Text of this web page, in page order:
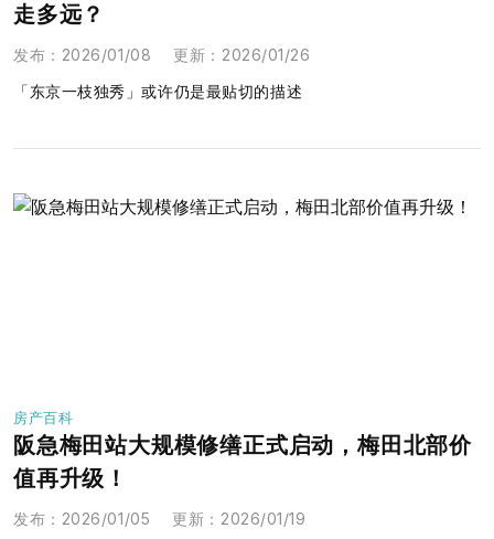
走多远？
发布 ： 2026/01/08 更新 ： 2026/01/26
「东京一枝独秀」或许仍是最贴切的描述
房产百科
阪急梅田站大规模修缮正式启动，梅田北部价
值再升级！
发布 ： 2026/01/05 更新 ： 2026/01/19